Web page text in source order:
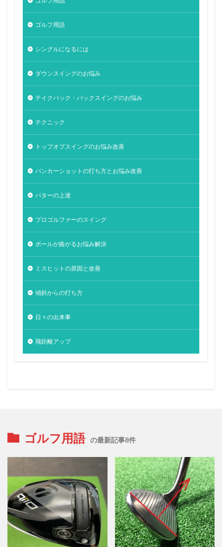
ゴルフ用語
シングルになるには
ダウンスイングのお悩み
テイクバック・バックスイングのお悩み
テクニック
トップオブスイングのお悩み改善
バンカーショットの打ち方とお悩み改善
パターの上達
プロゴルファーのスイング
ボールが曲がるお悩み解決
ミスヒットの原因と改善
傾斜からの打ち方
日々の出来事
飛距離アップ
ゴルフ用語 の最新記事8件